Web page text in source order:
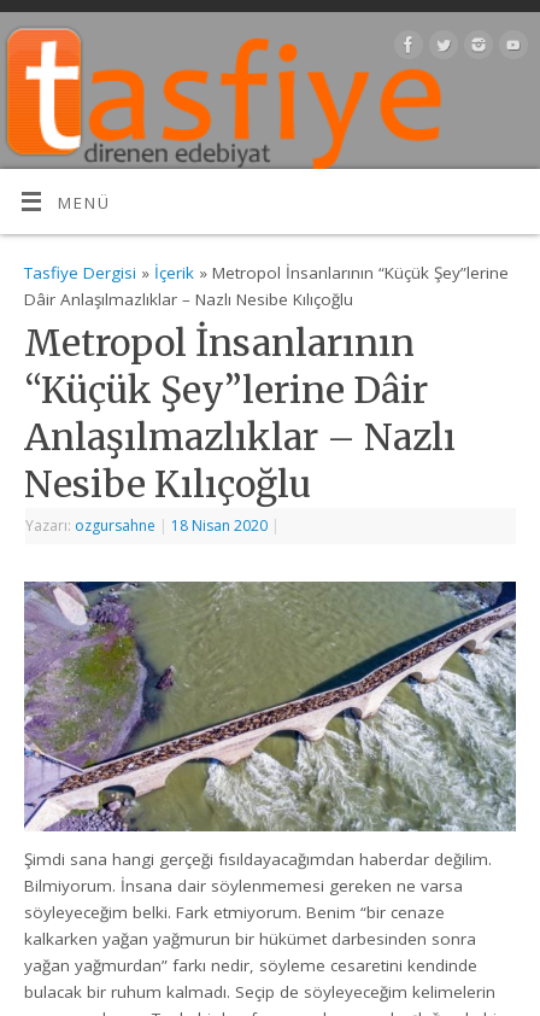
MENÜ
Tasfiye Dergisi » İçerik » Metropol İnsanlarının “Küçük Şey”lerine
Dâir Anlaşılmazlıklar – Nazlı Nesibe Kılıçoğlu
Metropol İnsanlarının
“Küçük Şey”lerine Dâir
Anlaşılmazlıklar – Nazlı
Nesibe Kılıçoğlu
Yazarı: ozgursahne | 18 Nisan 2020 |
Şimdi sana hangi gerçeği fısıldayacağımdan haberdar değilim.
Bilmiyorum. İnsana dair söylenmemesi gereken ne varsa
söyleyeceğim belki.Fark etmiyorum. Benim “bir cenaze
kalkarken yağan yağmurun bir hükümet darbesinden sonra
yağan yağmurdan” farkı nedir, söyleme cesaretini kendinde
bulacak bir ruhum kalmadı. Seçip de söyleyeceğim kelimelerin